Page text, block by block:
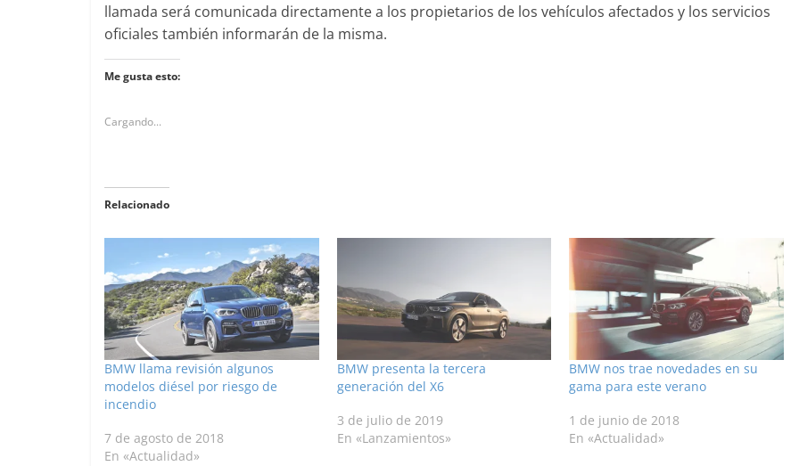
llamada será comunicada directamente a los propietarios de los vehículos afectados y los servicios
oficiales también informarán de la misma.
Me gusta esto:
Cargando...
Relacionado
BMW llama revisión algunos
modelos diésel por riesgo de
incendio
7 de agosto de 2018
En «Actualidad»
BMW presenta la tercera
generación del X6
3 de julio de 2019
En «Lanzamientos»
BMW nos trae novedades en su
gama para este verano
1 de junio de 2018
En «Actualidad»